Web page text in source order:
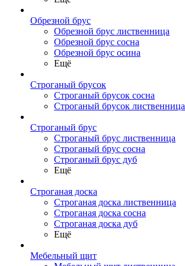
Обрезной брус
Обрезной брус лиственница
Обрезной брус сосна
Обрезной брус осина
Ещё
Строганый брусок
Строганый брусок сосна
Строганый брусок лиственница
Строганый брус
Строганый брус лиственница
Строганый брус сосна
Строганый брус дуб
Ещё
Строганая доска
Строганая доска лиственница
Строганая доска сосна
Строганая доска дуб
Ещё
Мебельный щит